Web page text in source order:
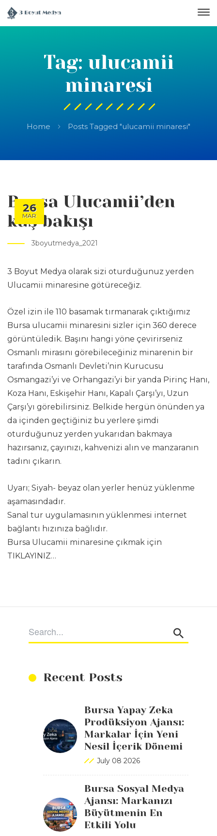
Tag: ulucamii
minaresi
Home Posts Tagged "ulucamii minaresi"
Recent Posts
Bursa Yapay Zeka
Prodüksiyon Ajansı:
Markalar İçin Yeni
Nesil İçerik Dönemi
July 08 2026
Bursa Sosyal Medya
Ajansı: Markanızı
Büyütmenin En
Etkili Yolu
26
MAR
Bursa Ulucamii’den
kuş bakışı
3boyutmedya_2021
3 Boyut Medya olarak sizi oturduğunuz yerden
Ulucamii minaresine götüreceğiz.
Özel izin ile 110 basamak tırmanarak çıktığımız
Bursa ulucamii minaresini sizler için 360 derece
görüntüledik. Başını hangi yöne çevirirseniz
Osmanlı mirasını görebileceğiniz minarenin bir
tarafında Osmanlı Devleti’nin Kurucusu
Osmangazi’yi ve Orhangazi’yi bir yanda Pirinç Hanı,
Koza Hanı, Eskişehir Hanı, Kapalı Çarşı’yı, Uzun
Çarşı’yı görebilirsiniz. Belkide hergün önünden ya
da içinden geçtiğiniz bu yerlere şimdi
oturduğunuz yerden yukarıdan bakmaya
hazırsanız, çayınızı, kahvenizi alın ve manzaranın
tadını çıkarın.
Uyarı; Siyah- beyaz olan yerler henüz yüklenme
aşamasındadır.
Sanal tur uygulamasının yüklenmesi internet
bağlantı hızınıza bağlıdır.
Bursa Ulucamii minaresine çıkmak için
TIKLAYINIZ…